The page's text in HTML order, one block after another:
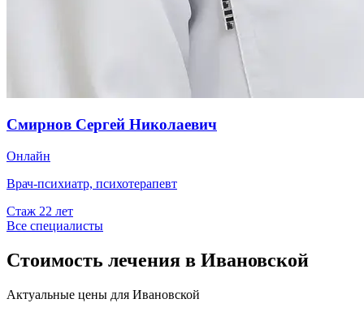
Смирнов Сергей Николаевич
Онлайн
Врач-психиатр, психотерапевт
Стаж 22 лет
Все специалисты
Стоимость лечения в Ивановской
Актуальные цены для Ивановской